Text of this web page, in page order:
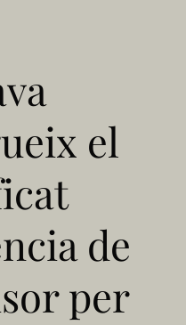
el
de
per